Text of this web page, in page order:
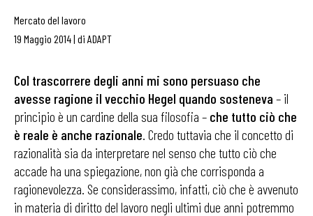
Mercato del lavoro
19 Maggio 2014| di ADAPT
Col trascorrere degli anni mi sono persuaso che
avesse ragione il vecchio Hegel quando sosteneva – il
principio è un cardine della sua filosofia – che tutto ciò che
è reale è anche razionale. Credo tuttavia che il concetto di
razionalità sia da interpretare nel senso che tutto ciò che
accade ha una spiegazione, non già che corrisponda a
ragionevolezza. Se considerassimo, infatti, ciò che è avvenuto
in materia di diritto del lavoro negli ultimi due anni potremmo